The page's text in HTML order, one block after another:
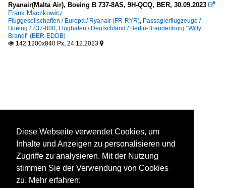
Ryanair(Malta Air), Boeing B 737-8AS, 9H-QCQ, BER, 30.09.2023 
Frank Maczkowicz
Fluggesellschaften / Europa / Ryanair (FR-RYR), Passagierflugzeuge /
Boeing / 737-800, Flughäfen / Deutschland / Berlin-Brandenburg "Willy
Brandt" (BER-EDDB)
 142 1200x840 Px, 24.12.2023 
Diese Webseite verwendet Cookies, um
Inhalte und Anzeigen zu personalisieren und
Zugriffe zu analysieren. Mit der Nutzung
stimmen Sie der Verwendung von Cookies
zu. Mehr erfahren: